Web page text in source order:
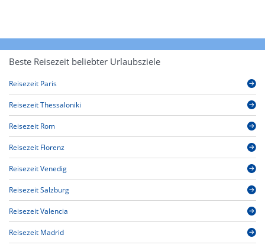
Beste Reisezeit beliebter Urlaubsziele
Reisezeit Paris
Reisezeit Thessaloniki
Reisezeit Rom
Reisezeit Florenz
Reisezeit Venedig
Reisezeit Salzburg
Reisezeit Valencia
Reisezeit Madrid